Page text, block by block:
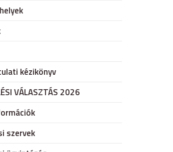
kézikönyv
VÁLASZTÁS 2026
szervek